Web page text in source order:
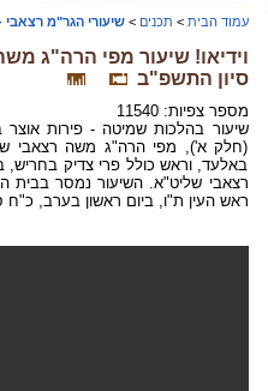
עמוד הבית > תכנים >שיעורי הגר"מ רצאבי
וידיאו! שיעור מפי הרה"ג
סיון התשפ"ב
מספר צפיות: 11540
שיעור בהלכות שמיטה - פירות אוצר
(חלק א'), מפי הרה"ג משה רצאבי
באלעד, וראש כולל פרי צדיק בחריש,
רצאבי שליט"א. השיעור נמסר בבית
ראש העין ת"ו, ביום ראשון בערב, כ"ח